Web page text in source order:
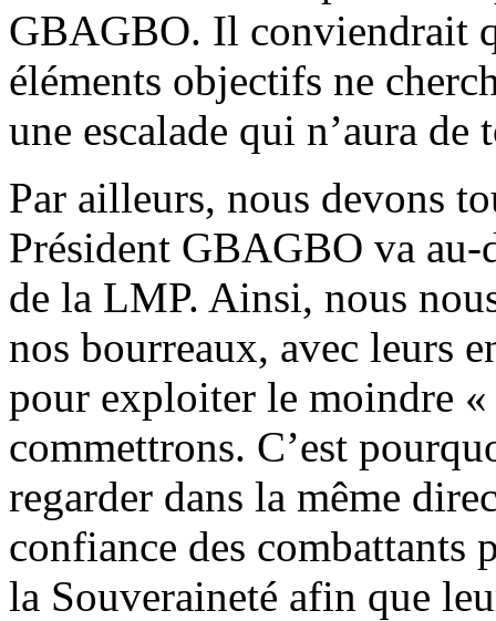
GBAGBO. Il conviendrait
éléments objectifs ne
une escalade qui n’aura
Par ailleurs, nous devons
Président GBAGBO va
de la LMP. Ainsi, nous
nos bourreaux, avec leurs
pour exploiter le moindre «
commettrons. C’est
regarder dans la même
confiance des combattants
la Souveraineté afin que